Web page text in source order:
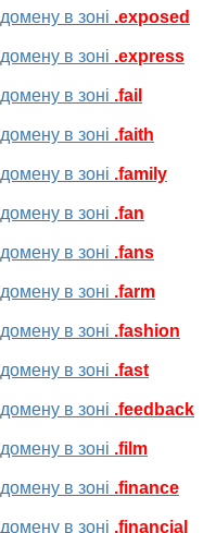
в зоні .exposed
в зоні .express
в зоні .fail
в зоні .faith
в зоні .family
в зоні .fan
в зоні .fans
в зоні .farm
в зоні .fashion
в зоні .fast
в зоні .feedback
в зоні .film
в зоні .finance
в зоні .financial